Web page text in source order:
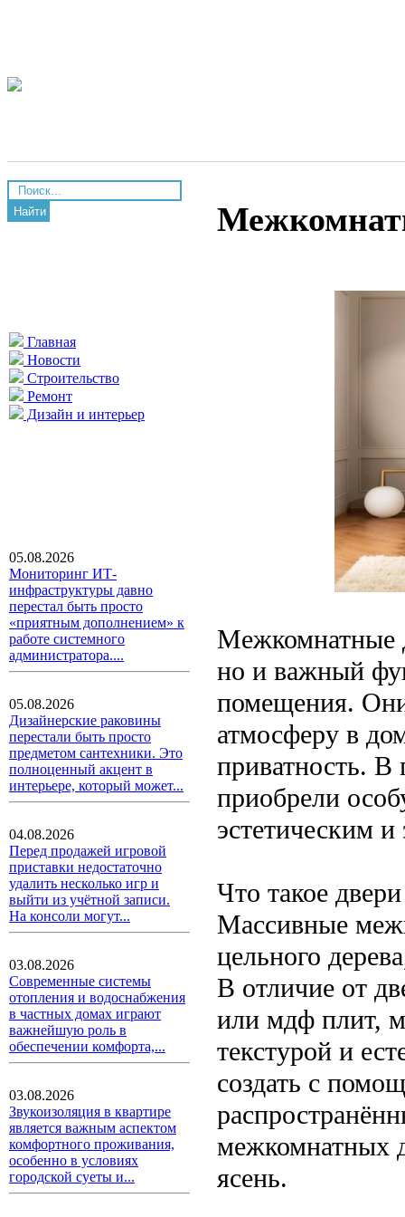
Найти
Главная
Новости
Строительство
Ремонт
Дизайн и интерьер
05.08.2026
Мониторинг ИТ-
инфраструктуры давно
перестал быть просто
«приятным дополнением» к
работе системного
администратора....
05.08.2026
Дизайнерские раковины
перестали быть просто
предметом сантехники. Это
полноценный акцент в
интерьере, который может...
04.08.2026
Перед продажей игровой
приставки недостаточно
удалить несколько игр и
выйти из учётной записи.
На консоли могут...
03.08.2026
Современные системы
отопления и водоснабжения
в частных домах играют
важнейшую роль в
обеспечении комфорта,...
03.08.2026
Звукоизоляция в квартире
является важным аспектом
комфортного проживания,
особенно в условиях
городской суеты и...
Межкомнатные
но и важный
помещения.
атмосферу в
приватность. В
приобрели
эстетическим
Что такое
Массивные
цельного
В отличие от
или мдф плит,
текстурой и
создать с
межкомнатных
ясень.